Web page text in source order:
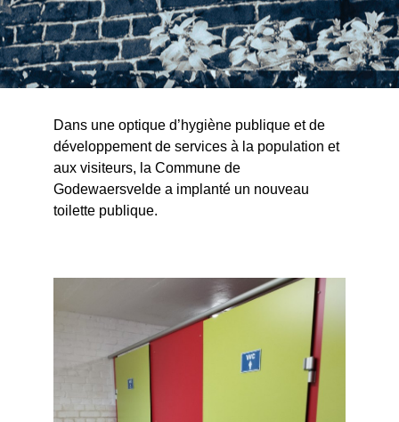
Dans une optique d’hygiène publique et de
développement de services à la population et
aux visiteurs, la Commune de
Godewaersvelde a implanté un nouveau
toilette publique.